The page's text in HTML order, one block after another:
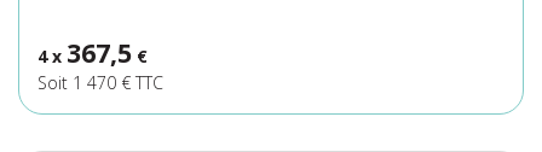
4 x 367,5 €
Soit 1 470 € TTC